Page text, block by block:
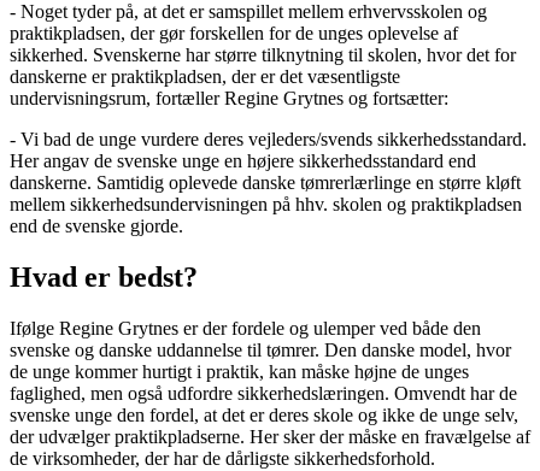
- Noget tyder på, at det er samspillet mellem erhvervsskolen og
praktikpladsen, der gør forskellen for de unges oplevelse af
sikkerhed. Svenskerne har større tilknytning til skolen, hvor det for
danskerne er praktikpladsen, der er det væsentligste
undervisningsrum, fortæller Regine Grytnes og fortsætter:
- Vi bad de unge vurdere deres vejleders/svends sikkerhedsstandard.
Her angav de svenske unge en højere sikkerhedsstandard end
danskerne. Samtidig oplevede danske tømrerlærlinge en større kløft
mellem sikkerhedsundervisningen på hhv. skolen og praktikpladsen
end de svenske gjorde.
Hvad er bedst?
Ifølge Regine Grytnes er der fordele og ulemper ved både den
svenske og danske uddannelse til tømrer. Den danske model, hvor
de unge kommer hurtigt i praktik, kan måske højne de unges
faglighed, men også udfordre sikkerhedslæringen. Omvendt har de
svenske unge den fordel, at det er deres skole og ikke de unge selv,
der udvælger praktikpladserne. Her sker der måske en fravælgelse af
de virksomheder, der har de dårligste sikkerhedsforhold.